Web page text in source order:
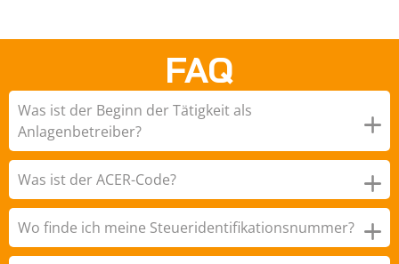
FAQ
Was ist der Beginn der Tätigkeit als
Anlagenbetreiber?
Was ist der ACER-Code?
Wo finde ich meine Steueridentifikationsnummer?